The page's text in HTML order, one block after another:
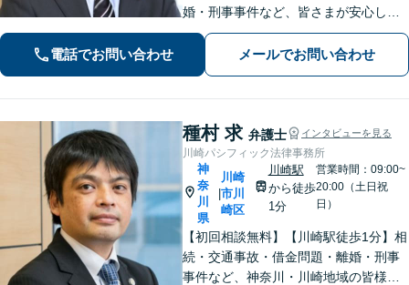
婚・刑事事件など、皆さまが安心して
暮らせるように問題解決に尽力しま
す。【地元密着】クチコミ・リピータ
ーの方も多数。「こんなことで」と思
電話でお問い合わせ メールでお問い合わせ
種村 求 弁護士 インタビューを見る
川崎パシフィック法律事務所
神
奈
川
県
|
川崎
市川
崎区
川崎駅
から徒歩
1分
営業時間：09:00~
20:00（土日祝
日）
【初回相談無料】【川崎駅徒歩1分】相
続・交通事故・借金問題・離婚・刑事
事件など、神奈川・川崎地域の皆様の